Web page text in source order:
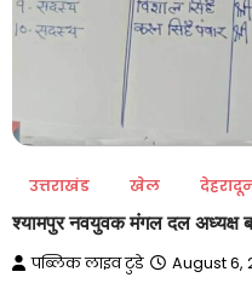
उत्तराखंड खेल
श्यामपुर नवयुवक मंगल दल अध्यक्ष
पब्लिक लाइव टुडे August 6,